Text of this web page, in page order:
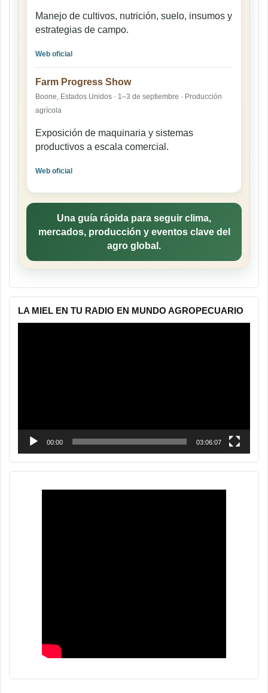
Manejo de cultivos, nutrición, suelo, insumos y
estrategias de campo.
Web oficial
Farm Progress Show
Boone, Estados Unidos · 1–3 de septiembre · Producción
agrícola
Exposición de maquinaria y sistemas
productivos a escala comercial.
Web oficial
Una guía rápida para seguir clima,
mercados, producción y eventos clave del
agro global.
LA MIEL EN TU RADIO EN MUNDO AGROPECUARIO
00:00 03:06:07